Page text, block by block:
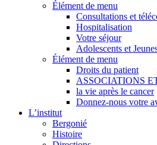
Élément de menu
Consultations et
Hospitalisation
Votre séjour
Adolescents et
Élément de menu
Droits du patient
ASSOCIATIONS
la vie après le cancer
Donnez-nous votre
L’institut
Bergonié
Histoire